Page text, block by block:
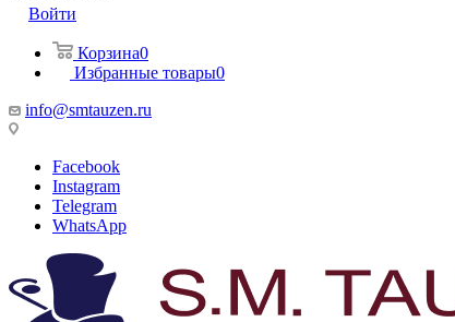
Войти
Корзина0
Избранные товары0
info@smtauzen.ru
Facebook
Instagram
Telegram
WhatsApp